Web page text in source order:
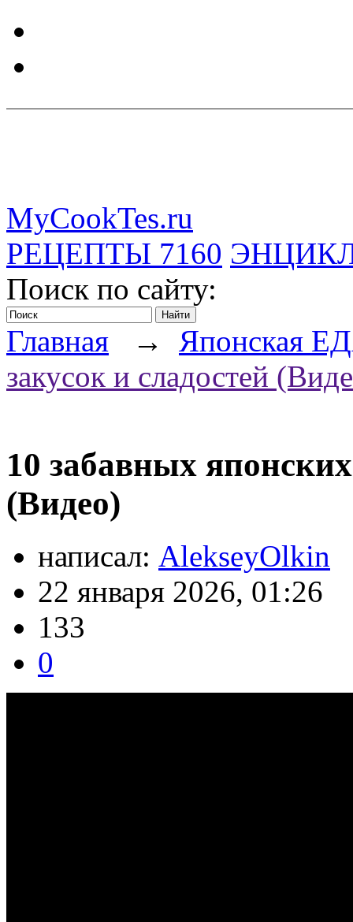
MyCookTes.ru
РЕЦЕПТЫ 7160
Поиск по сайту:
Главная → Японская
закусок и сладостей
10 забавных
(Видео)
написал: AlekseyOlkin
22 января 2026, 01:26
133
0